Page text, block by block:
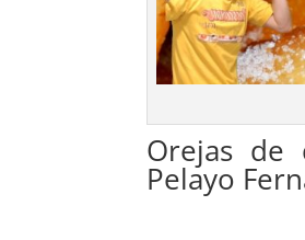
Orejas de
Pelayo